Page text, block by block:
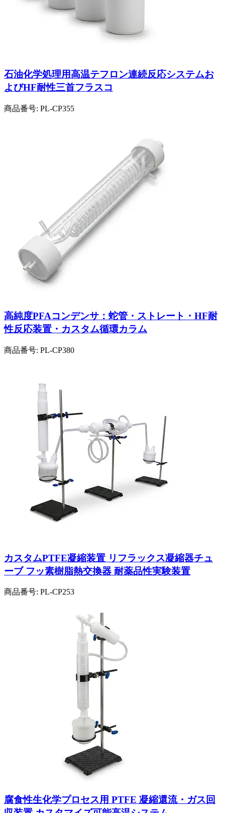
石油化学処理用高温テフロン連続反応システムお
よびHF耐性三首フラスコ
商品番号: PL-CP355
高純度PFAコンデンサ：蛇管・ストレート・HF耐
性反応装置・カスタム循環カラム
商品番号: PL-CP380
カスタムPTFE凝縮装置 リフラックス凝縮器チュ
ーブ フッ素樹脂熱交換器 耐薬品性実験装置
商品番号: PL-CP253
腐食性生化学プロセス用 PTFE 凝縮還流・ガス回